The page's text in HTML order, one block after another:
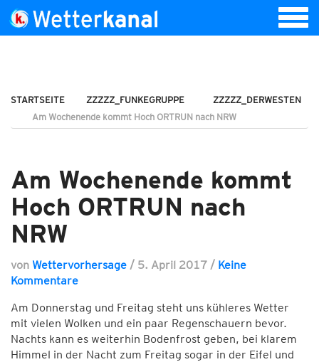
STARTSEITE ZZZZZ_FUNKEGRUPPE
ZZZZZ_DERWESTEN
Am Wochenende kommt Hoch ORTRUN nach NRW
Am Wochenende kommt
Hoch ORTRUN nach
NRW
von Wettervorhersage / 5. April 2017 / Keine
Kommentare
Am Donnerstag und Freitag steht uns kühleres Wetter
mit vielen Wolken und ein paar Regenschauern bevor.
Nachts kann es weiterhin Bodenfrost geben, bei klarem
Himmel in der Nacht zum Freitag sogar in der Eifel und